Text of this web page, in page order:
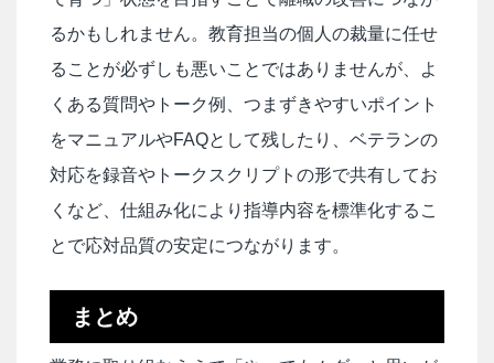
るかもしれません。教育担当の個人の裁量に任せ
ることが必ずしも悪いことではありませんが、よ
くある質問やトーク例、つまずきやすいポイント
をマニュアルやFAQとして残したり、ベテランの
対応を録音やトークスクリプトの形で共有してお
くなど、仕組み化により指導内容を標準化するこ
とで応対品質の安定につながります。
まとめ